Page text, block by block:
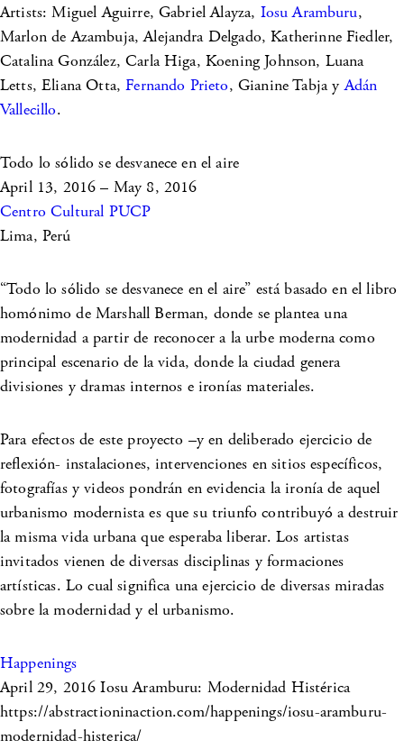
Artists: Miguel Aguirre, Gabriel Alayza, Iosu Aramburu,
Marlon de Azambuja, Alejandra Delgado, Katherinne Fiedler,
Catalina González, Carla Higa, Koening Johnson, Luana
Letts, Eliana Otta,Fernando Prieto, Gianine Tabja yAdán
Vallecillo.
Todo lo sólido se desvanece en el aire
April 13, 2016 – May 8, 2016
Centro Cultural PUCP
Lima, Perú
“Todo lo sólido se desvanece en el aire” está basado en el libro
homónimo de Marshall Berman, donde se plantea una
modernidad a partir de reconocer a la urbe moderna como
principal escenario de la vida, donde la ciudad genera
divisiones y dramas internos e ironías materiales.
Para efectos de este proyecto –y en deliberado ejercicio de
reflexión- instalaciones, intervenciones en sitios específicos,
fotografías y videos pondrán en evidencia la ironía de aquel
urbanismo modernista es que su triunfo contribuyó a destruir
la misma vida urbana que esperaba liberar. Los artistas
invitados vienen de diversas disciplinas y formaciones
artísticas. Lo cual significa una ejercicio de diversas miradas
sobre la modernidad y el urbanismo.
Happenings
April 29, 2016Iosu Aramburu: Modernidad Histérica
https://abstractioninaction.com/happenings/iosu-aramburu-
modernidad-histerica/